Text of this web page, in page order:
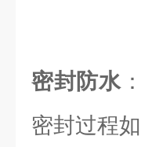
密封防水
密封过程